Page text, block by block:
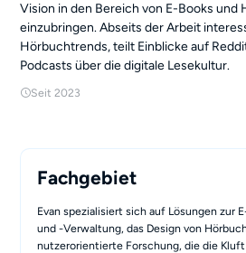
Vision in den Bereich von E-Books und
einzubringen. Abseits der Arbeit
Hörbuchtrends, teilt Einblicke auf
Podcasts über die digitale Lesekultur.
Seit 2023
Fachgebiet
Evan spezialisiert sich auf Lösungen zur
und -Verwaltung, das Design von
nutzerorientierte Forschung, die die